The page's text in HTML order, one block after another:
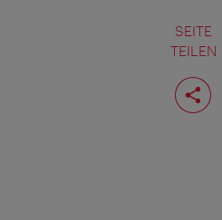
SEITE
TEILEN
Seite
teilen